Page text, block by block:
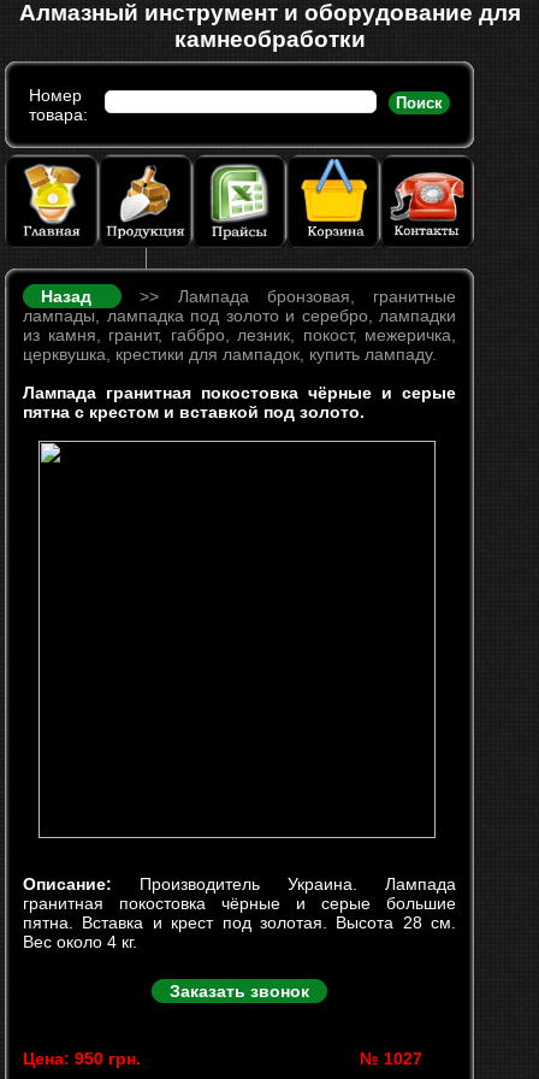
Алмазный инструмент и оборудование для
камнеобработки
Номер
товара:
Поиск
Назад
>> Лампада бронзовая, гранитные
лампады, лампадка под золото и серебро, лампадки
из камня, гранит, габбро, лезник, покост, межеричка,
церквушка, крестики для лампадок, купить лампаду.
Лампада гранитная покостовка чёрные и серые
пятна с крестом и вставкой под золото.
Описание: Производитель Украина. Лампада
гранитная покостовка чёрные и серые большие
пятна. Вставка и крест под золотая. Высота 28 см.
Вес около 4 кг.
Заказать звонок
Цена: 950 грн. № 1027